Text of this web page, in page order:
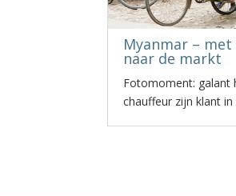
Myanmar –
naar de markt
Fotomoment: galant
chauffeur zijn klant